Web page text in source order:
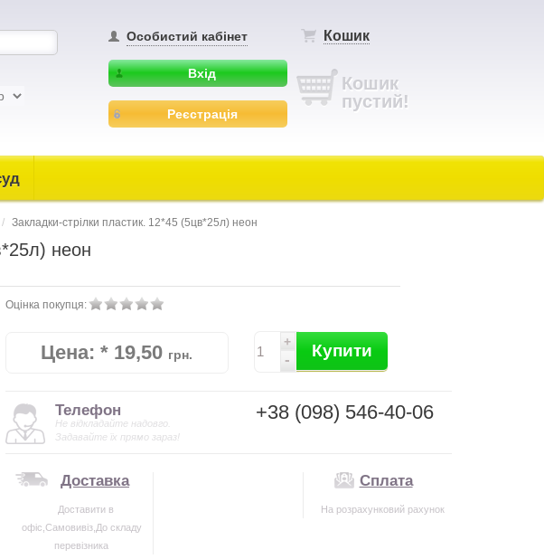
Особистий кабінет
Вхід
Реєстрація
Кошик
Кошик
пустий!
Закладки-стрілки пластик. 12*45 (5цв*25л) неон
неон
Оцінка покупця:
Цена:* 19,50 грн.
+
- Купити
Телефон
Не відкладайте надовго.
Задавайте їх прямо зараз!
+38 (098) 546-40-06
Доставка
Доставити в
офіс,Самовивіз,До складу
перевізника
Сплата
На розрахунковий рахунок